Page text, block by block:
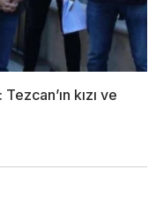
kızı ve